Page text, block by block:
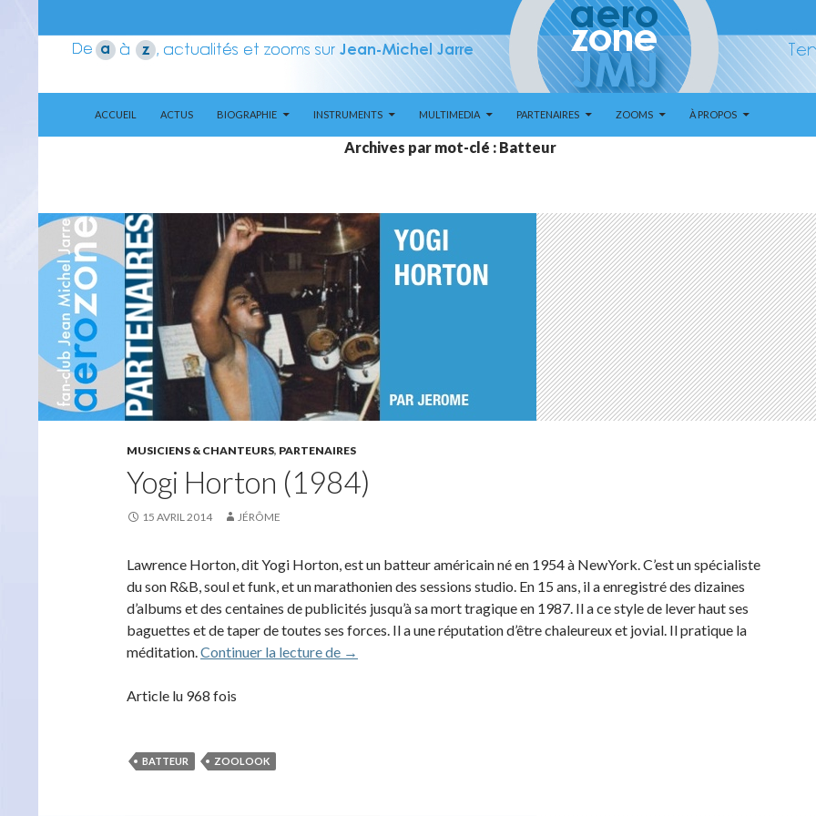
Aerozone JMJ
ACCUEIL
ACTUS BIOGRAPHIE INSTRUMENTS MULTIMEDIA PARTENAIRES ZOOMS À PROPOS
Archives par mot-clé : Batteur
MUSICIENS & CHANTEURS, PARTENAIRES
Yogi Horton (1984)
15 AVRIL 2014 JÉRÔME
Lawrence Horton, dit Yogi Horton, est un batteur américain né en 1954 à NewYork. C’est un spécialiste
du son R&B, soul et funk, et un marathonien des sessions studio. En 15 ans, il a enregistré des dizaines
d’albums et des centaines de publicités jusqu’à sa mort tragique en 1987. Il a ce style de lever haut ses
baguettes et de taper de toutes ses forces. Il a une réputation d’être chaleureux et jovial. Il pratique la
méditation.Continuer la lecture de Yogi Horton (1984)
→
Article lu 968 fois
BATTEUR ZOOLOOK